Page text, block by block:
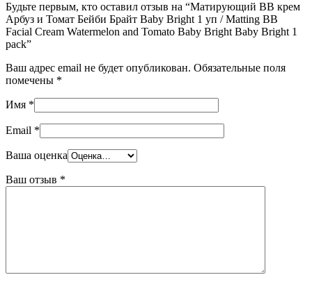
Будьте первым, кто оставил отзыв на “Матирующий ВВ крем
Арбуз и Томат Бейби Брайт Baby Bright 1 уп / Matting BB
Facial Cream Watermelon and Tomato Baby Bright Baby Bright 1
pack”
Ваш адрес email не будет опубликован. Обязательные поля
помечены *
Имя *
Email *
Ваша оценка
Ваш отзыв *